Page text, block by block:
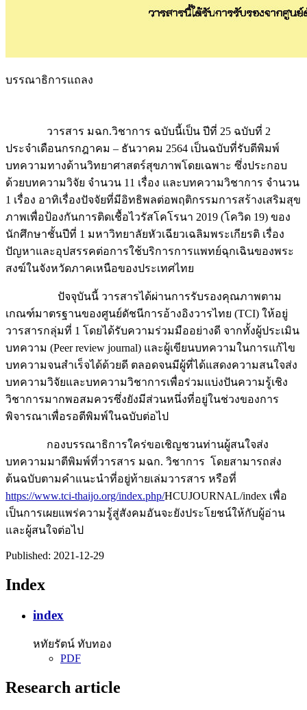
บรรณาธิการแถลง
วารสาร มฉก.วิชาการ ฉบับนี้เป็น ปีที่ 25 ฉบับที่ 2
ประจำเดือนกรกฎาคม – ธันวาคม 2564 เป็นฉบับที่รับตีพิมพ์
บทความทางด้านวิทยาศาสตร์สุขภาพโดยเฉพาะ ซึ่งประกอบ
ด้วยบทความวิจัย จำนวน 11 เรื่อง และบทความวิชาการ จำนวน
1 เรื่อง อาทิเรื่องปัจจัยที่มีอิทธิพลต่อพฤติกรรมการสร้างเสริมสุข
ภาพเพื่อป้องกันการติดเชื้อไวรัสโคโรนา 2019 (โควิด 19) ของ
นักศึกษาชั้นปีที่ 1 มหาวิทยาลัยหัวเฉียวเฉลิมพระเกียรติ เรื่อง
ปัญหาและอุปสรรคต่อการใช้บริการการแพทย์ฉุกเฉินของพระ
สงฆ์ในจังหวัดภาคเหนือของประเทศไทย
ปัจจุบันนี้ วารสารได้ผ่านการรับรองคุณภาพตาม
เกณฑ์มาตรฐานของศูนย์ดัชนีการอ้างอิงวารไทย (TCI) ให้อยู่
วารสารกลุ่มที่ 1 โดยได้รับความร่วมมืออย่างดี จากทั้งผู้ประเมิน
บทความ (Peer review journal) และผู้เขียนบทความในการแก้ไข
บทความจนสำเร็จได้ด้วยดี ตลอดจนมีผู้ที่ได้แสดงความสนใจส่ง
บทความวิจัยและบทความวิชาการเพื่อร่วมแบ่งปันความรู้เชิง
วิชาการมากพอสมควรซึ่งยังมีส่วนหนึ่งที่อยู่ในช่วงของการ
พิจารณาเพื่อรอตีพิมพ์ในฉบับต่อไป
กองบรรณาธิการใคร่ขอเชิญชวนท่านผู้สนใจส่ง
บทความมาตีพิมพ์ที่วารสาร มฉก. วิชาการ โดยสามารถส่ง
ต้นฉบับตามคำแนะนำที่อยู่ท้ายเล่มวารสาร หรือที่
https://www.tci-thaijo.org/index.php/HCUJOURNAL/index เพื่อ
เป็นการเผยแพร่ความรู้สู่สังคมอันจะยังประโยชน์ให้กับผู้อ่าน
และผู้สนใจต่อไป
Published: 2021-12-29
Index
index
หทัยรัตน์ ทับทอง
PDF
Research article